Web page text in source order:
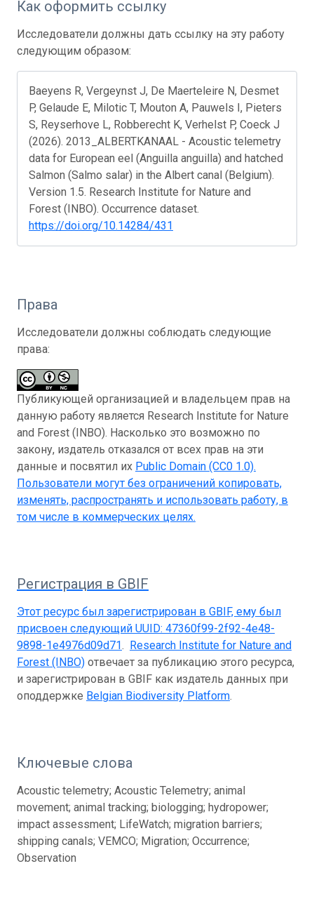
Как оформить ссылку
Исследователи должны дать ссылку на эту работу
следующим образом:
Baeyens R, Vergeynst J, De Maerteleire N, Desmet
P, Gelaude E, Milotic T, Mouton A, Pauwels I, Pieters
S, Reyserhove L, Robberecht K, Verhelst P, Coeck J
(2026). 2013_ALBERTKANAAL - Acoustic telemetry
data for European eel (Anguilla anguilla) and hatched
Salmon (Salmo salar) in the Albert canal (Belgium).
Version 1.5. Research Institute for Nature and
Forest (INBO). Occurrence dataset.
https://doi.org/10.14284/431
Права
Исследователи должны соблюдать следующие
права:
Публикующей организацией и владельцем прав на
данную работу является Research Institute for Nature
and Forest (INBO). Насколько это возможно по
закону, издатель отказался от всех прав на эти
данные и посвятил их Public Domain (CC0 1.0).
Пользователи могут без ограничений копировать,
изменять, распространять и использовать работу, в
том числе в коммерческих целях.
Регистрация в GBIF
Этот ресурс был зарегистрирован в GBIF, ему был
присвоен следующий UUID: 47360f99-2f92-4e48-
9898-1e4976d09d71. Research Institute for Nature and
Forest (INBO) отвечает за публикацию этого ресурса,
и зарегистрирован в GBIF как издатель данных при
оподдержке Belgian Biodiversity Platform.
Ключевые слова
Acoustic telemetry; Acoustic Telemetry; animal
movement; animal tracking; biologging; hydropower;
impact assessment; LifeWatch; migration barriers;
shipping canals; VEMCO; Migration; Occurrence;
Observation